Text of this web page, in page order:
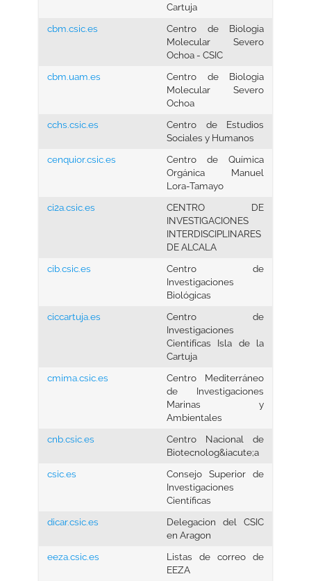
Cartuja
cbm.csic.es
Centro de Biologia
Molecular Severo
Ochoa - CSIC
cbm.uam.es
Centro de Biologia
Molecular Severo
Ochoa
cchs.csic.es
Centro de Estudios
Sociales y Humanos
cenquior.csic.es
Centro de Química
Orgánica Manuel
Lora-Tamayo
ci2a.csic.es
CENTRO DE
INVESTIGACIONES
INTERDISCIPLINARES
DE ALCALA
cib.csic.es
Centro de
Investigaciones
Biológicas
ciccartuja.es
Centro de
Investigaciones
Cientifícas Isla de la
Cartuja
cmima.csic.es
Centro Mediterráneo
de Investigaciones
Marinas y
Ambientales
cnb.csic.es
Centro Nacional de
Biotecnolog&iacute;a
csic.es
Consejo Superior de
Investigaciones
Científicas
dicar.csic.es
Delegacion del CSIC
en Aragon
eeza.csic.es
Listas de correo de
EEZA